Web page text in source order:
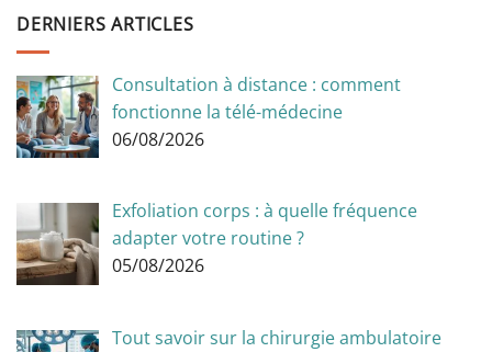
DERNIERS ARTICLES
Consultation à distance : comment
fonctionne la télé-médecine
06/08/2026
Exfoliation corps : à quelle fréquence
adapter votre routine ?
05/08/2026
Tout savoir sur la chirurgie ambulatoire